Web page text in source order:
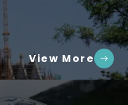
View More